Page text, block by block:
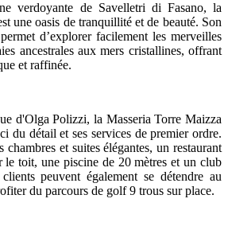
verdoyante de Savelletri di Fasano, la
une oasis de tranquillité et de beauté. Son
d’explorer facilement les merveilles
ancestrales aux mers cristallines, offrant
et raffinée.
d'Olga Polizzi, la Masseria Torre Maizza
du détail et ses services de premier ordre.
chambres et suites élégantes, un restaurant
le toit, une piscine de 20 mètres et un club
peuvent également se détendre au
du parcours de golf 9 trous sur place.